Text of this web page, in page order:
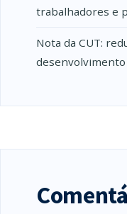
trabalhadores e
Nota da CUT: